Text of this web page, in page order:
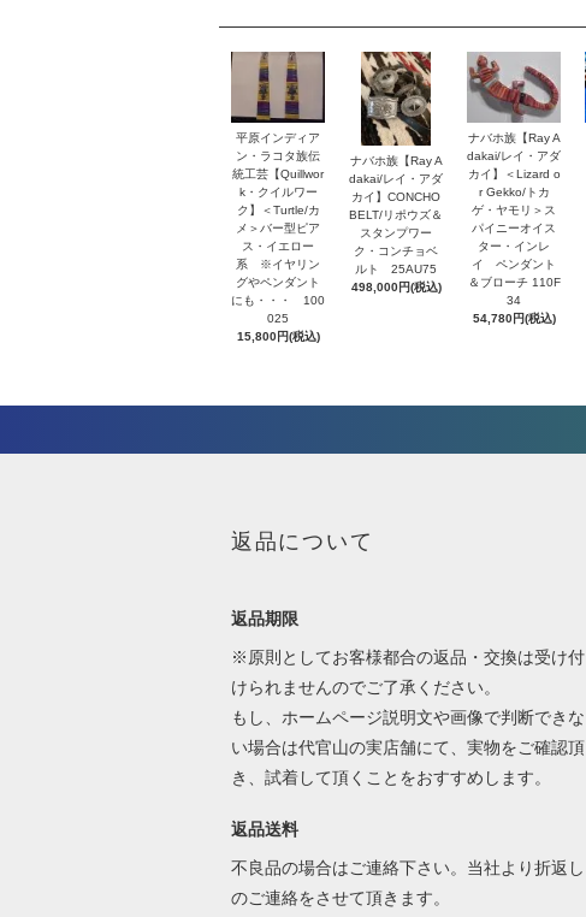
平原インディア
ン・ラコタ族伝
統工芸【Quillwor
k・クイルワー
ク】＜Turtle/カ
メ＞バー型ピア
ス・イエロー
系 ※イヤリン
グやペンダント
にも・・・ 100
025
15,800円(税込)
ナバホ族【Ray A
dakai/レイ・アダ
カイ】CONCHO
BELT/リポウズ＆
スタンプワー
ク・コンチョベ
ルト 25AU75
498,000円(税込)
ナバホ族【Ray A
dakai/レイ・アダ
カイ】＜Lizard o
r Gekko/トカ
ゲ・ヤモリ＞ス
パイニーオイス
ター・インレ
イ ペンダント
＆ブローチ 110F
34
54,780円(税込)
返品について
返品期限
※原則としてお客様都合の返品・交換は受け付
けられませんのでご了承ください。
もし、ホームページ説明文や画像で判断できな
い場合は代官山の実店舗にて、実物をご確認頂
き、試着して頂くことをおすすめします。
返品送料
不良品の場合はご連絡下さい。当社より折返し
のご連絡をさせて頂きます。